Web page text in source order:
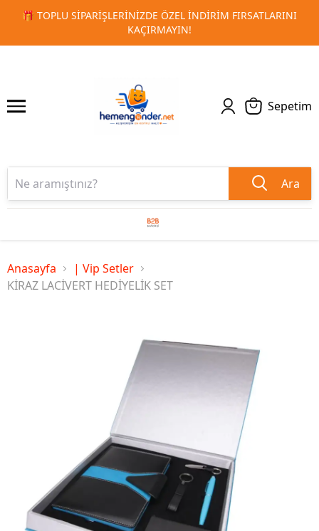
🚀 KURUMSAL PROMOSYON VE MATBAA
1 2
Sepetim
Ara
Anasayfa
| Vip Setler
KİRAZ LACİVERT HEDİYELİK SET